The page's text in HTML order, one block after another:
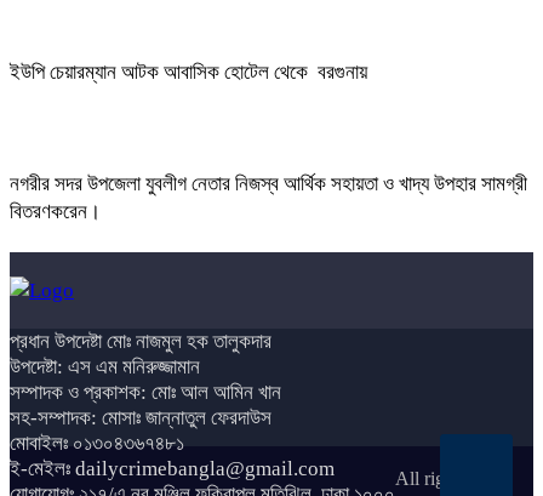
ইউপি চেয়ারম্যান আটক আবাসিক হোটেল থেকে বরগুনায়
নগরীর সদর উপজেলা যুবলীগ নেতার নিজস্ব আর্থিক সহায়তা ও খাদ্য উপহার সামগ্রী
বিতরণকরেন।
প্রধান উপদেষ্টা মোঃ নাজমুল হক তালুকদার
উপদেষ্টা: এস এম মনিরুজ্জামান
সম্পাদক ও প্রকাশক: মোঃ আল আমিন খান
সহ-সম্পাদক: মোসাঃ জান্নাতুল ফেরদাউস
মোবাইলঃ ০১৩০৪৩৬৭৪৮১
ই-মেইলঃ dailycrimebangla@gmail.com
All rights